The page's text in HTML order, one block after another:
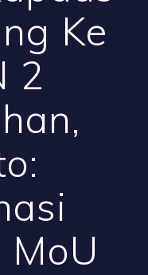
Ke
2
MoU